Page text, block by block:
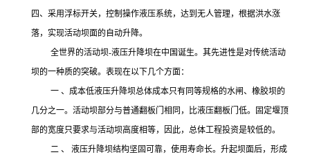
四、采用浮标开关，控制操作液压系统，达到无人管理，根据洪水涨
落，实现活动坝面的自动升降。
全世界的活动坝-液压升降坝在中国诞生。其先进性是对传统活动
坝的一种质的突破。表现在以下几个方面：
一 、成本低液压升降坝总体成本只有同等规格的水闸、橡胶坝的
几分之一。活动坝部分与普通翻板门相同，比液压翻板门低。固定堰顶
部的宽度只要求与活动坝高度相等，因此，总体工程投资是较低的。
二 、
液压升降坝结构坚固可靠，使用寿命长。升起坝面后，形成